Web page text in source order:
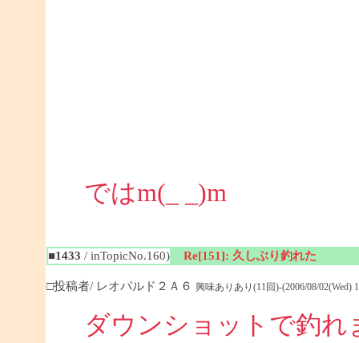
ではm(_ _)m
■1433 / inTopicNo.160) Re[151]: 久しぶり釣れた
□投稿者/ レオパルド２Ａ６ 興味ありあり(11回)-(2006/08/02(Wed)
ダウンショットで釣